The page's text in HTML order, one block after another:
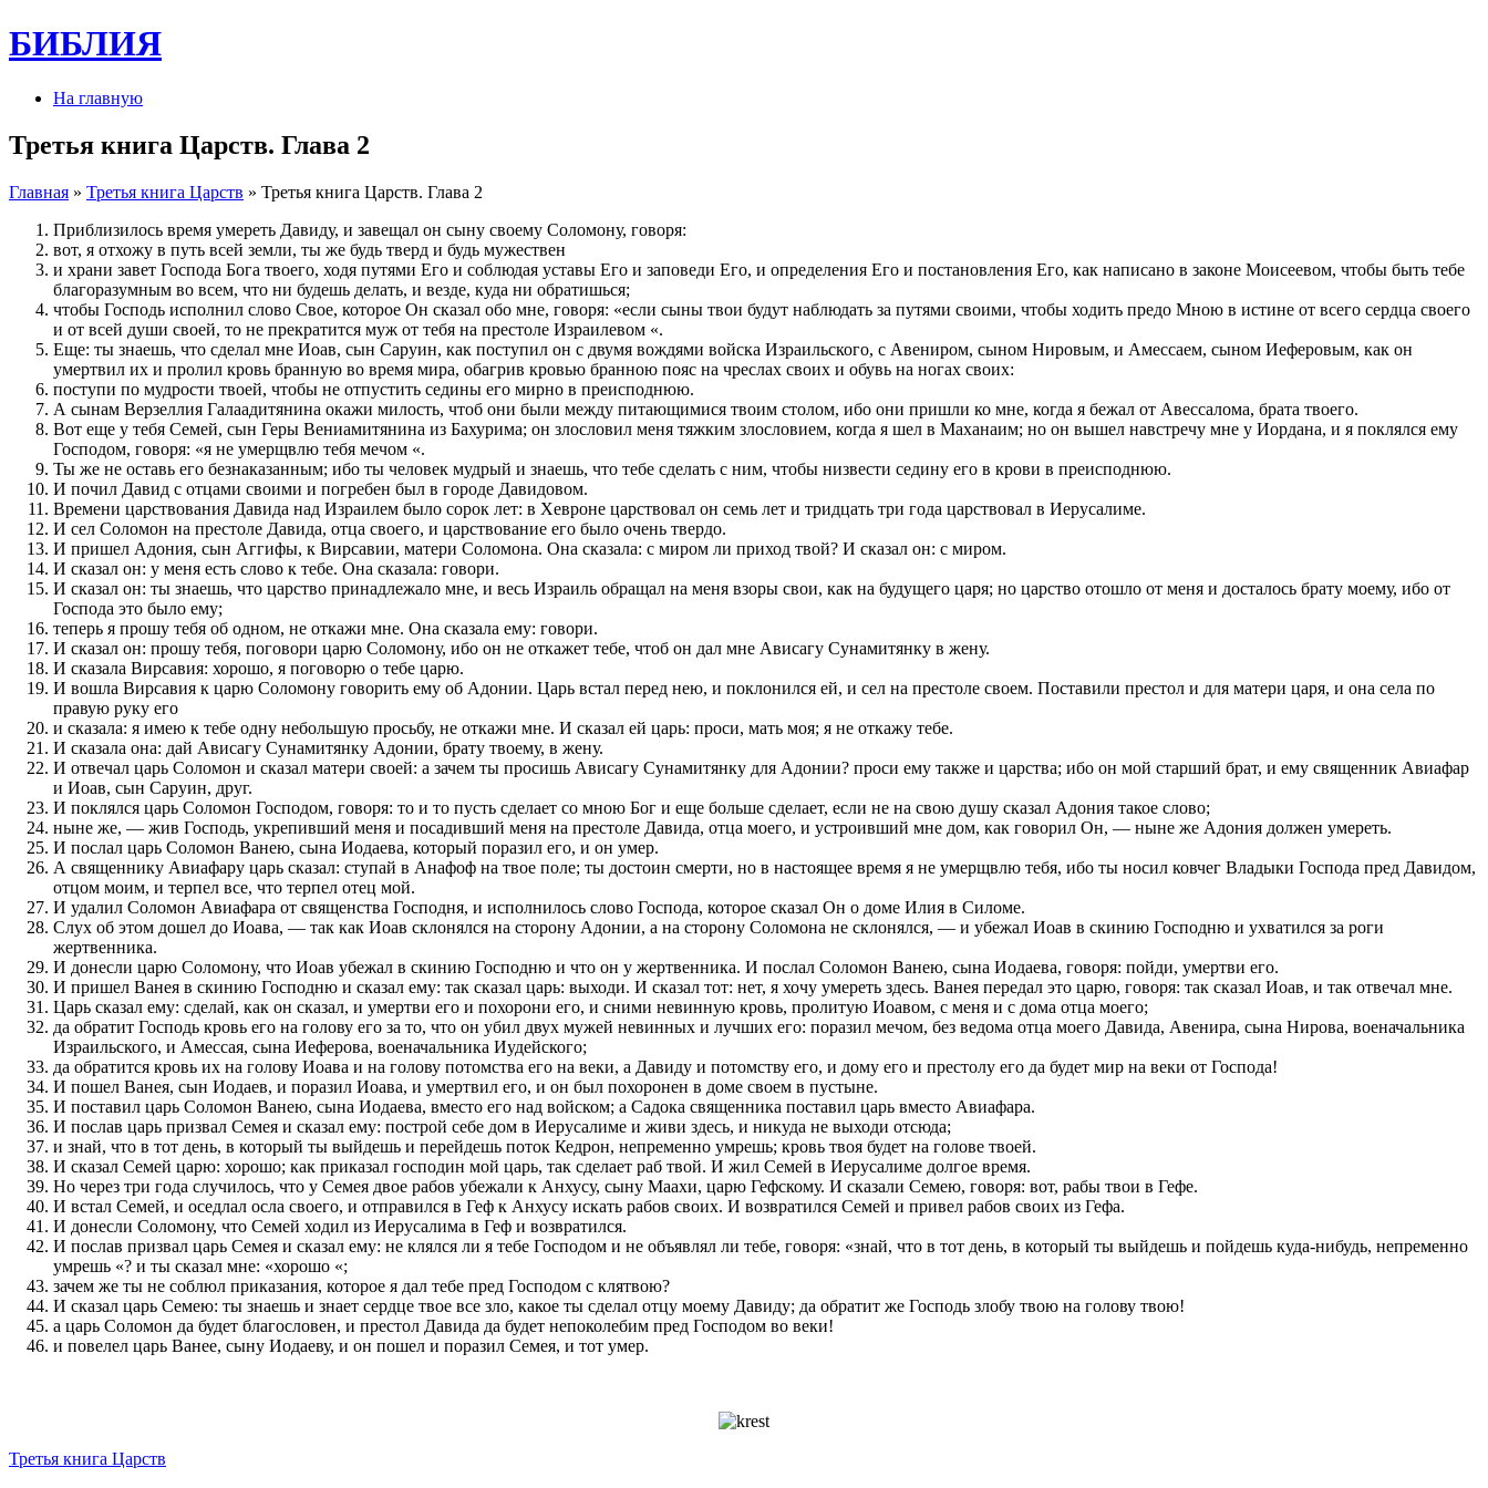
БИБЛИЯ
На главную
Третья книга Царств. Глава 2
Главная » Третья книга Царств » Третья книга Царств. Глава 2
Приблизилось время умереть Давиду, и завещал он сыну своему Соломону, говоря:
вот, я отхожу в путь всей земли, ты же будь тверд и будь мужествен
и храни завет Господа Бога твоего, ходя путями Его и соблюдая уставы Его и заповеди Его, и определения Его и постановления Его, как написано в законе Моисеевом, чтобы быть тебе
благоразумным во всем, что ни будешь делать, и везде, куда ни обратишься;
чтобы Господь исполнил слово Свое, которое Он сказал обо мне, говоря: «если сыны твои будут наблюдать за путями своими, чтобы ходить предо Мною в истине от всего сердца своего
и от всей души своей, то не прекратится муж от тебя на престоле Израилевом «.
Еще: ты знаешь, что сделал мне Иоав, сын Саруин, как поступил он с двумя вождями войска Израильского, с Авениром, сыном Нировым, и Амессаем, сыном Иеферовым, как он
умертвил их и пролил кровь бранную во время мира, обагрив кровью бранною пояс на чреслах своих и обувь на ногах своих:
поступи по мудрости твоей, чтобы не отпустить седины его мирно в преисподнюю.
А сынам Верзеллия Галаадитянина окажи милость, чтоб они были между питающимися твоим столом, ибо они пришли ко мне, когда я бежал от Авессалома, брата твоего.
Вот еще у тебя Семей, сын Геры Вениамитянина из Бахурима; он злословил меня тяжким злословием, когда я шел в Маханаим; но он вышел навстречу мне у Иордана, и я поклялся ему
Господом, говоря: «я не умерщвлю тебя мечом «.
Ты же не оставь его безнаказанным; ибо ты человек мудрый и знаешь, что тебе сделать с ним, чтобы низвести седину его в крови в преисподнюю.
И почил Давид с отцами своими и погребен был в городе Давидовом.
Времени царствования Давида над Израилем было сорок лет: в Хевроне царствовал он семь лет и тридцать три года царствовал в Иерусалиме.
И сел Соломон на престоле Давида, отца своего, и царствование его было очень твердо.
И пришел Адония, сын Аггифы, к Вирсавии, матери Соломона. Она сказала: с миром ли приход твой? И сказал он: с миром.
И сказал он: у меня есть слово к тебе. Она сказала: говори.
И сказал он: ты знаешь, что царство принадлежало мне, и весь Израиль обращал на меня взоры свои, как на будущего царя; но царство отошло от меня и досталось брату моему, ибо от
Господа это было ему;
теперь я прошу тебя об одном, не откажи мне. Она сказала ему: говори.
И сказал он: прошу тебя, поговори царю Соломону, ибо он не откажет тебе, чтоб он дал мне Ависагу Сунамитянку в жену.
И сказала Вирсавия: хорошо, я поговорю о тебе царю.
И вошла Вирсавия к царю Соломону говорить ему об Адонии. Царь встал перед нею, и поклонился ей, и сел на престоле своем. Поставили престол и для матери царя, и она села по
правую руку его
и сказала: я имею к тебе одну небольшую просьбу, не откажи мне. И сказал ей царь: проси, мать моя; я не откажу тебе.
И сказала она: дай Ависагу Сунамитянку Адонии, брату твоему, в жену.
И отвечал царь Соломон и сказал матери своей: а зачем ты просишь Ависагу Сунамитянку для Адонии? проси ему также и царства; ибо он мой старший брат, и ему священник Авиафар
и Иоав, сын Саруин, друг.
И поклялся царь Соломон Господом, говоря: то и то пусть сделает со мною Бог и еще больше сделает, если не на свою душу сказал Адония такое слово;
ныне же, — жив Господь, укрепивший меня и посадивший меня на престоле Давида, отца моего, и устроивший мне дом, как говорил Он, — ныне же Адония должен умереть.
И послал царь Соломон Ванею, сына Иодаева, который поразил его, и он умер.
А священнику Авиафару царь сказал: ступай в Анафоф на твое поле; ты достоин смерти, но в настоящее время я не умерщвлю тебя, ибо ты носил ковчег Владыки Господа пред Давидом,
отцом моим, и терпел все, что терпел отец мой.
И удалил Соломон Авиафара от священства Господня, и исполнилось слово Господа, которое сказал Он о доме Илия в Силоме.
Слух об этом дошел до Иоава, — так как Иоав склонялся на сторону Адонии, а на сторону Соломона не склонялся, — и убежал Иоав в скинию Господню и ухватился за роги
жертвенника.
И донесли царю Соломону, что Иоав убежал в скинию Господню и что он у жертвенника. И послал Соломон Ванею, сына Иодаева, говоря: пойди, умертви его.
И пришел Ванея в скинию Господню и сказал ему: так сказал царь: выходи. И сказал тот: нет, я хочу умереть здесь. Ванея передал это царю, говоря: так сказал Иоав, и так отвечал мне.
Царь сказал ему: сделай, как он сказал, и умертви его и похорони его, и сними невинную кровь, пролитую Иоавом, с меня и с дома отца моего;
да обратит Господь кровь его на голову его за то, что он убил двух мужей невинных и лучших его: поразил мечом, без ведома отца моего Давида, Авенира, сына Нирова, военачальника
Израильского, и Амессая, сына Иеферова, военачальника Иудейского;
да обратится кровь их на голову Иоава и на голову потомства его на веки, а Давиду и потомству его, и дому его и престолу его да будет мир на веки от Господа!
И пошел Ванея, сын Иодаев, и поразил Иоава, и умертвил его, и он был похоронен в доме своем в пустыне.
И поставил царь Соломон Ванею, сына Иодаева, вместо его над войском; а Садока священника поставил царь вместо Авиафара.
И послав царь призвал Семея и сказал ему: построй себе дом в Иерусалиме и живи здесь, и никуда не выходи отсюда;
и знай, что в тот день, в который ты выйдешь и перейдешь поток Кедрон, непременно умрешь; кровь твоя будет на голове твоей.
И сказал Семей царю: хорошо; как приказал господин мой царь, так сделает раб твой. И жил Семей в Иерусалиме долгое время.
Но через три года случилось, что у Семея двое рабов убежали к Анхусу, сыну Маахи, царю Гефскому. И сказали Семею, говоря: вот, рабы твои в Гефе.
И встал Семей, и оседлал осла своего, и отправился в Геф к Анхусу искать рабов своих. И возвратился Семей и привел рабов своих из Гефа.
И донесли Соломону, что Семей ходил из Иерусалима в Геф и возвратился.
И послав призвал царь Семея и сказал ему: не клялся ли я тебе Господом и не объявлял ли тебе, говоря: «знай, что в тот день, в который ты выйдешь и пойдешь куда-нибудь, непременно
умрешь «? и ты сказал мне: «хорошо «;
зачем же ты не соблюл приказания, которое я дал тебе пред Господом с клятвою?
И сказал царь Семею: ты знаешь и знает сердце твое все зло, какое ты сделал отцу моему Давиду; да обратит же Господь злобу твою на голову твою!
а царь Соломон да будет благословен, и престол Давида да будет непоколебим пред Господом во веки!
и повелел царь Ванее, сыну Иодаеву, и он пошел и поразил Семея, и тот умер.
Третья книга Царств